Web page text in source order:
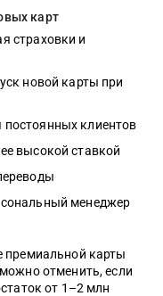
карт
страховки и
новой карты при
клиентов
высокой ставкой
менеджер
премиальной карты
отменить, если
от 1–2 млн